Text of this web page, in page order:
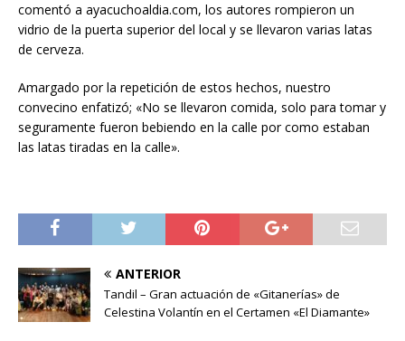
comentó a ayacuchoaldia.com, los autores rompieron un
vidrio de la puerta superior del local y se llevaron varias latas
de cerveza.
Amargado por la repetición de estos hechos, nuestro
convecino enfatizó; «No se llevaron comida, solo para tomar y
seguramente fueron bebiendo en la calle por como estaban
las latas tiradas en la calle».
ANTERIOR
Tandil – Gran actuación de «Gitanerías» de
Celestina Volantín en el Certamen «El Diamante»